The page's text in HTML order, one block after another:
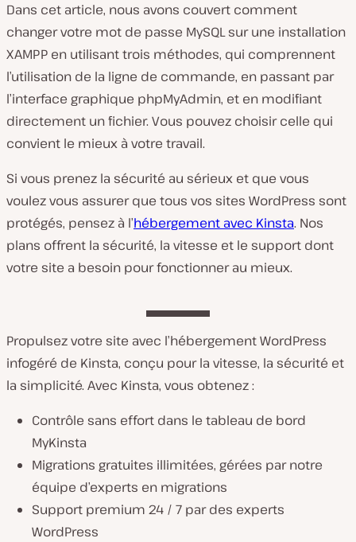
Dans cet article, nous avons couvert comment
changer votre mot de passe MySQL sur une installation
XAMPP en utilisant trois méthodes, qui comprennent
l’utilisation de la ligne de commande, en passant par
l’interface graphique phpMyAdmin, et en modifiant
directement un fichier. Vous pouvez choisir celle qui
convient le mieux à votre travail.
Si vous prenez la sécurité au sérieux et que vous
voulez vous assurer que tous vos sites WordPress sont
protégés, pensez à l’hébergement avec Kinsta. Nos
plans offrent la sécurité, la vitesse et le support dont
votre site a besoin pour fonctionner au mieux.
Propulsez votre site avec l’hébergement WordPress
infogéré de Kinsta, conçu pour la vitesse, la sécurité et
la simplicité. Avec Kinsta, vous obtenez :
Contrôle sans effort dans le tableau de bord
MyKinsta
Migrations gratuites illimitées, gérées par notre
équipe d’experts en migrations
Support premium 24 / 7 par des experts
WordPress